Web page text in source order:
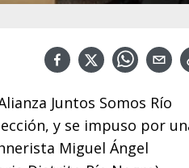
Juntos Somos Río
y se impuso por
Miguel Ángel